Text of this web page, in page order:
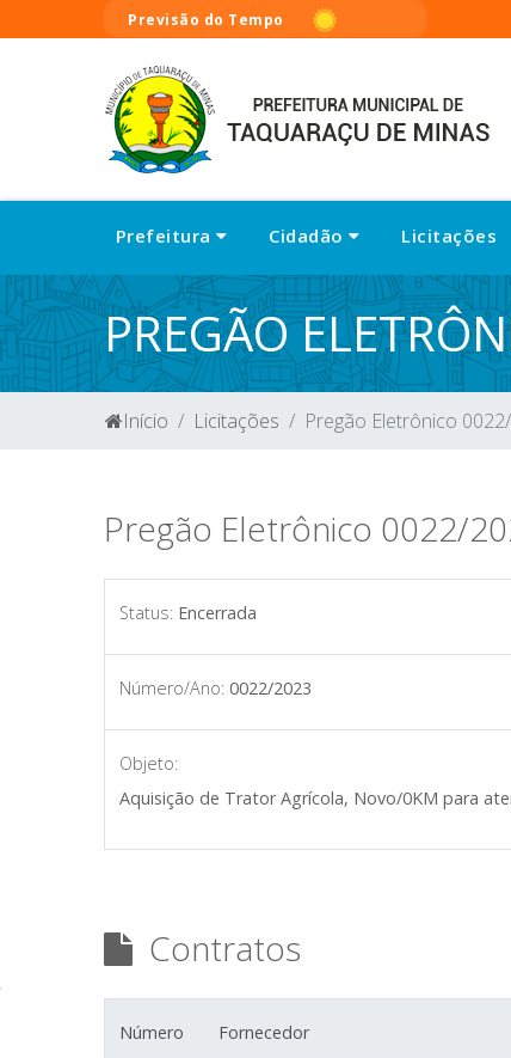
Previsão do Tempo
Prefeitura Cidadão Licitações
PREGÃO
Início Licitações Pregão Eletrônico
Pregão Eletrônico 0022/
Status: Encerrada
Número/Ano: 0022/2023
Objeto:
Aquisição de Trator Agrícola, Novo/0KM para
Contratos
Número Fornecedor